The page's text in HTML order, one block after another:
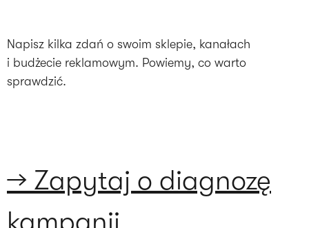
Napisz kilka zdań o swoim sklepie, kanałach
i budżecie reklamowym. Powiemy, co warto
sprawdzić.
→ Zapytaj o diagnozę